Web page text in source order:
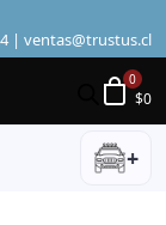
| ventas@trustus.cl
$0
+